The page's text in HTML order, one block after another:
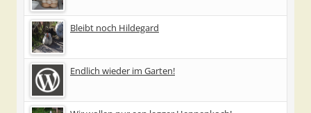
Bleibt noch Hildegard
Endlich wieder im Garten!